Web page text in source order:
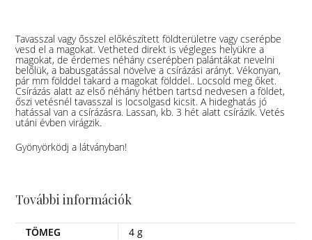
Tavasszal vagy ősszel előkészített földterületre vagy cserépbe
vesd el a magokat. Vetheted direkt is végleges helyükre a
magokat, de érdemes néhány cserépben palántákat nevelni
belőlük, a babusgatással növelve a csírázási arányt. Vékonyan,
pár mm földdel takard a magokat földdel.. Locsold meg őket.
Csírázás alatt az első néhány hétben tartsd nedvesen a földet,
őszi vetésnél tavasszal is locsolgasd kicsit. A hideghatás jó
hatással van a csírázásra. Lassan, kb. 3 hét alatt csírázik. Vetés
utáni évben virágzik.
Gyönyörködj a látványban!
További információk
TÖMEG
4 g